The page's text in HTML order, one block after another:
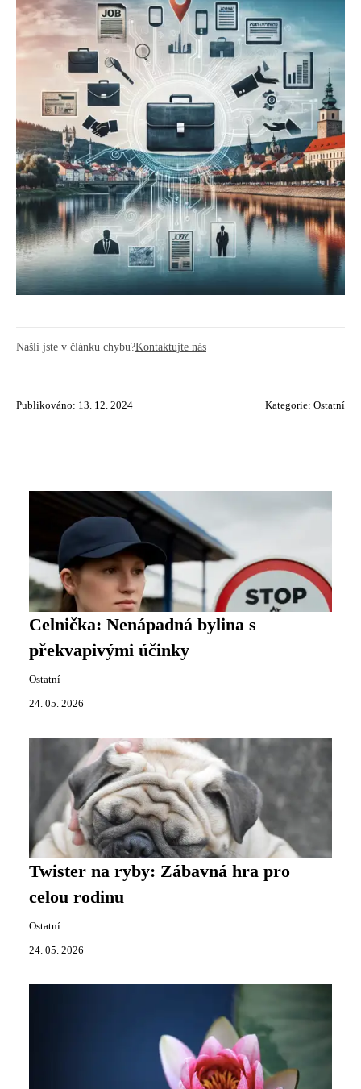
Našli jste v článku chybu?Kontaktujte nás
Publikováno: 13. 12. 2024 Kategorie: Ostatní
Celnička: Nenápadná bylina s
překvapivými účinky
Ostatní
24. 05. 2026
Twister na ryby: Zábavná hra pro
celou rodinu
Ostatní
24. 05. 2026